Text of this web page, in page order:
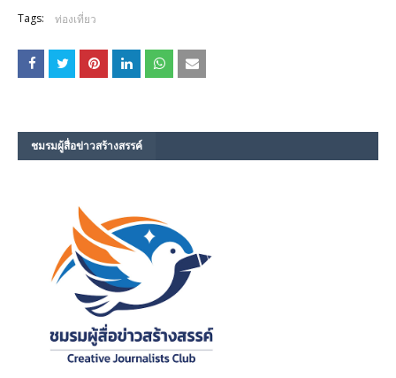
Tags: ท่องเที่ยว
ชมรม​ผู้สื่อข่าวสร้างสรรค์​